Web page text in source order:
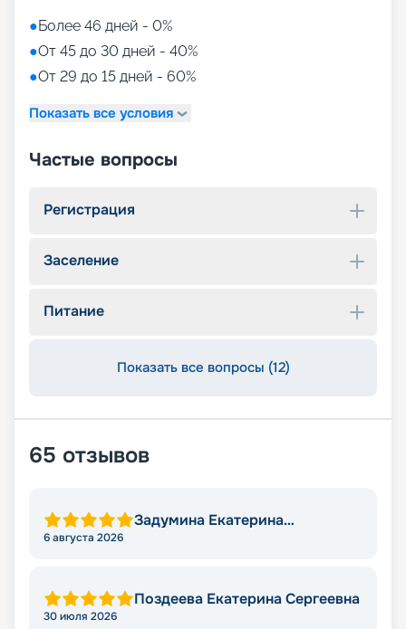
●Более 46 дней - 0%
●От 45 до 30 дней - 40%
●От 29 до 15 дней - 60%
Показать все условия
Частые вопросы
Регистрация
Заселение
Питание
Показать все вопросы (12)
65 отзывов
Задумина Екатерина
6 августа 2026
Поздеева Екатерина Сергеевна
30 июля 2026